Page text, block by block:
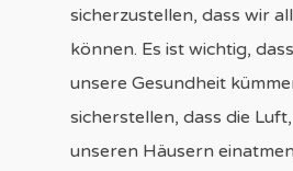
sicherzustellen, dass wir
können. Es ist wichtig,
unsere Gesundheit
sicherstellen, dass die
unseren Häusern